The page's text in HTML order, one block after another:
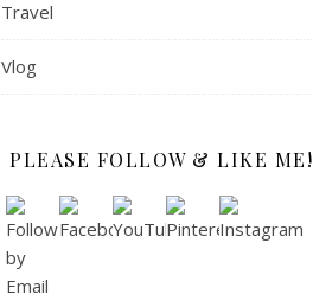
Travel
Vlog
PLEASE FOLLOW & LIKE ME!